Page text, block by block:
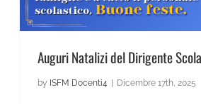
Auguri Natalizi del Dirigente
by ISFM Docenti4 | Dicembre 17th, 2025